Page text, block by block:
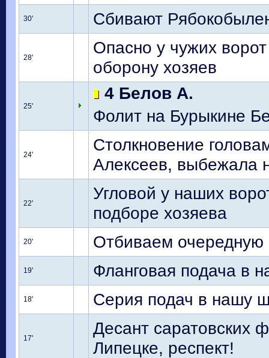
30' Сбивают
28'
Опасно у чужих
оборону хозяев
25'
4 Белов А.
Фолит на Бурыкине
24'
Столкновение
Алексеев, выбежала
22'
Угловой у наших
подборе хозяева
20' Отбиваем очередную
19' Фланговая подача в
18' Серия подач в нашу
17'
Десант саратовских
Липецке, респект!